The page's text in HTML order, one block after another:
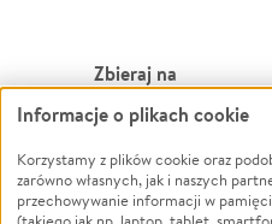
Zbieraj na
Leczenie
Zwierzęta
Pożar
Informacje o plikach cookie
Korzystamy z plików cookie oraz
zarówno własnych, jak i naszych
przechowywanie informacji w